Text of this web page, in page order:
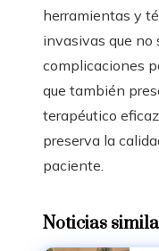
herramientas y
invasivas que no
complicaciones
que también
terapéutico
preserva la
paciente.
Noticias